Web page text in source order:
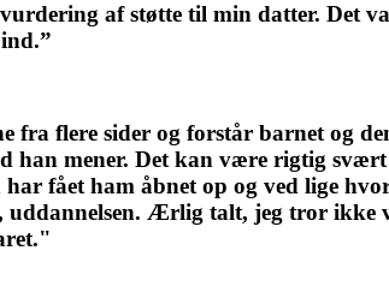
af støtte til min datter. Det
flere sider og forstår barnet og
han mener. Det kan være rigtig
fået ham åbnet op og ved lige
Ærlig talt, jeg tror ikke